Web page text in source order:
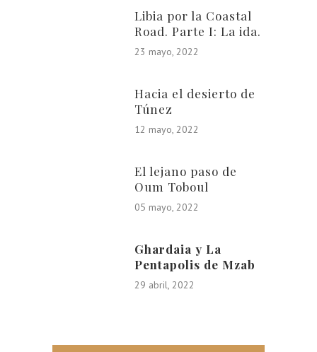
Libia por la Coastal
Road. Parte I: La ida.
23 mayo, 2022
Hacia el desierto de
Túnez
12 mayo, 2022
El lejano paso de
Oum Toboul
05 mayo, 2022
Ghardaia y La
Pentapolis de Mzab
29 abril, 2022